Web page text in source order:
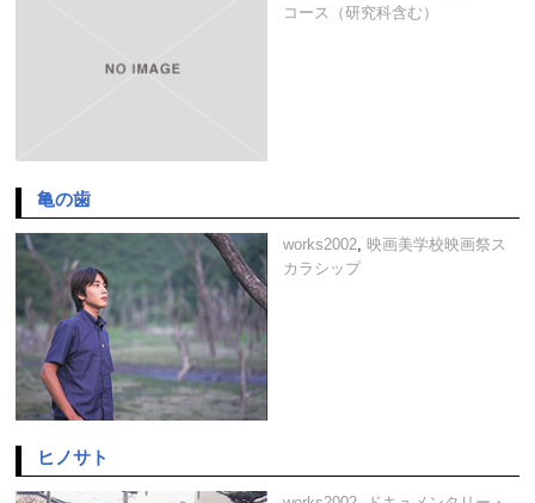
コース（研究科含む）
亀の歯
works2002, 映画美学校映画祭ス
カラシップ
ヒノサト